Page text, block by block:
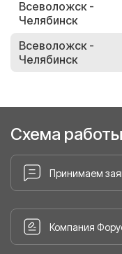
Всеволожск -
Челябинск
Всеволожск -
Челябинск
Схема
Принимаем
Компания